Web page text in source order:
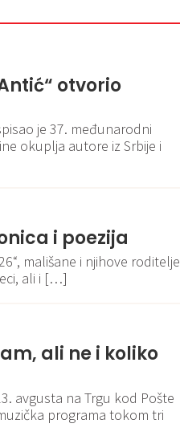
otvorio
je 37. međunarodni
okuplja autore iz Srbije i
i poezija
mališane i njihove roditelje
ali i […]
ali ne i koliko
avgusta na Trgu kod Pošte
programa tokom tri